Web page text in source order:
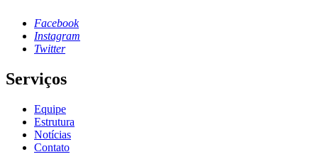
Facebook
Instagram
Twitter
Serviços
Equipe
Estrutura
Notícias
Contato